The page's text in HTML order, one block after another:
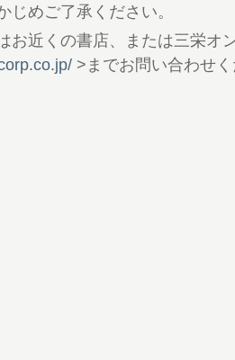
じめご了承ください。
お近くの書店、または三栄オ
>までお問い合わせ